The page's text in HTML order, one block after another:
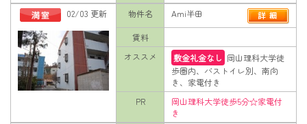
02/03 更新
物件名 Ami半田
賃料
オススメ
敷金礼金なし 岡山理科大学徒
歩圏内、バストイレ別、南向
き、家電付き
PR
岡山理科大学徒歩5分☆家電付
き